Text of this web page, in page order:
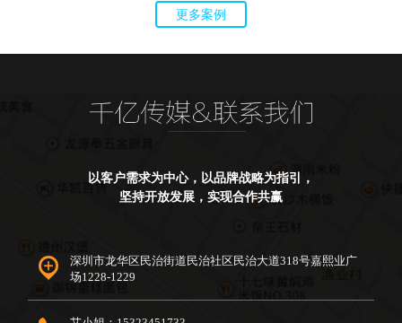
更多案例
以客户需求为中心，以品牌战略为指引，
坚持开放发展，实现合作共赢
深圳市龙华区民治街道民治社区民治大道318号嘉熙业广
场1228-1229